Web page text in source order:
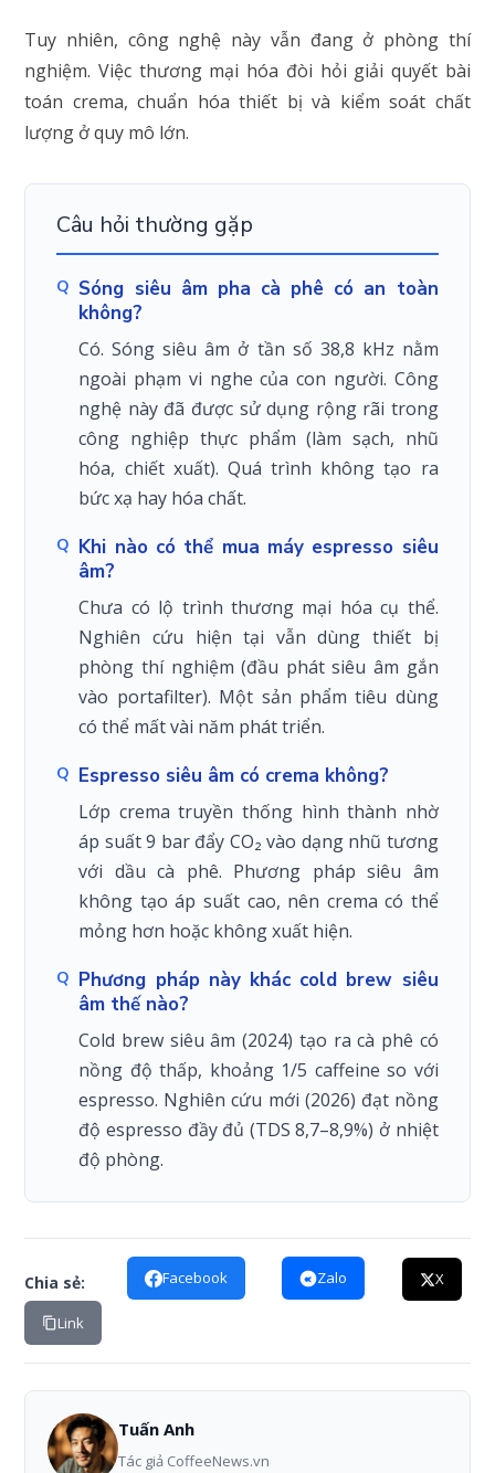
Tuy nhiên, công nghệ này vẫn đang ở phòng thí
nghiệm. Việc thương mại hóa đòi hỏi giải quyết bài
toán crema, chuẩn hóa thiết bị và kiểm soát chất
lượng ở quy mô lớn.
Câu hỏi thường gặp
Sóng siêu âm pha cà phê có an toàn
không?
Có. Sóng siêu âm ở tần số 38,8 kHz nằm
ngoài phạm vi nghe của con người. Công
nghệ này đã được sử dụng rộng rãi trong
công nghiệp thực phẩm (làm sạch, nhũ
hóa, chiết xuất). Quá trình không tạo ra
bức xạ hay hóa chất.
Khi nào có thể mua máy espresso siêu
âm?
Chưa có lộ trình thương mại hóa cụ thể.
Nghiên cứu hiện tại vẫn dùng thiết bị
phòng thí nghiệm (đầu phát siêu âm gắn
vào portafilter). Một sản phẩm tiêu dùng
có thể mất vài năm phát triển.
Espresso siêu âm có crema không?
Lớp crema truyền thống hình thành nhờ
áp suất 9 bar đẩy CO₂ vào dạng nhũ tương
với dầu cà phê. Phương pháp siêu âm
không tạo áp suất cao, nên crema có thể
mỏng hơn hoặc không xuất hiện.
Phương pháp này khác cold brew siêu
âm thế nào?
Cold brew siêu âm (2024) tạo ra cà phê có
nồng độ thấp, khoảng 1/5 caffeine so với
espresso. Nghiên cứu mới (2026) đạt nồng
độ espresso đầy đủ (TDS 8,7–8,9%) ở nhiệt
độ phòng.
Chia sẻ: Facebook Zalo X
Link
Tuấn Anh
Tác giả CoffeeNews.vn